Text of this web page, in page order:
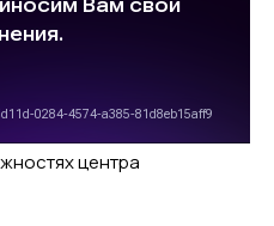
центра